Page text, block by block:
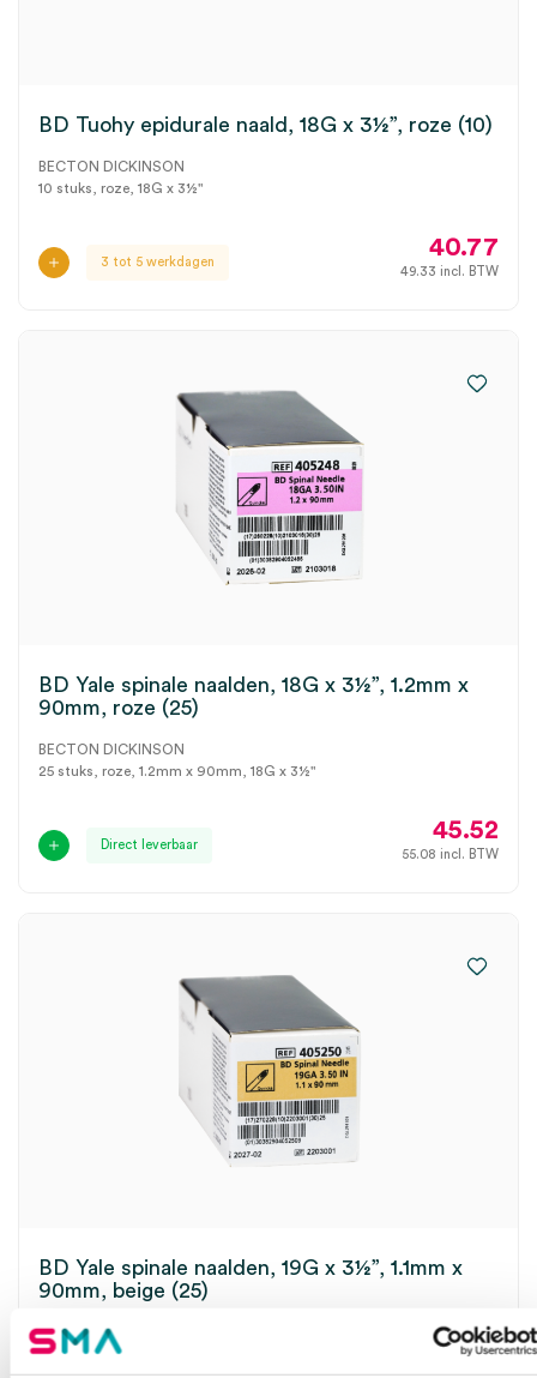
BD Tuohy epidurale naald, 18G x 3½”, roze (10)
BECTON DICKINSON
10 stuks, roze, 18G x 3½"
3 tot 5 werkdagen
40.77
49.33 incl. BTW
BD Yale spinale naalden, 18G x 3½”, 1.2mm x
90mm, roze (25)
BECTON DICKINSON
25 stuks, roze, 1.2mm x 90mm, 18G x 3½"
Direct leverbaar
45.52
55.08 incl. BTW
BD Yale spinale naalden, 19G x 3½”, 1.1mm x
90mm, beige (25)
BECTON DICKINSON
25 stuks, beige, 1.1mm x 90mm, 19G x 3½"